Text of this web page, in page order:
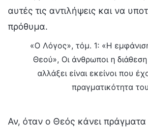
αυτές τις αντιλήψεις και να
πρόθυμα.
«Ο Λόγος», τόμ. 1: «Η
Θεού», Οι άνθρωποι η
αλλάξει είναι εκείνοι που
πραγματικότητα
Αν, όταν ο Θεός κάνει πράγματα